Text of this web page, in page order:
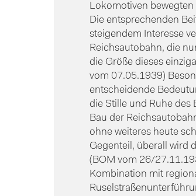
Lokomotiven
Die entsprechenden
steigendem Interesse
Reichsautobahn, die
die Größe dieses
vom 07.05.1939)
entscheidende
die Stille und Ruhe des
Bau der
ohne weiteres heute
Gegenteil, überall wird
(BOM vom 26/
Kombination mit